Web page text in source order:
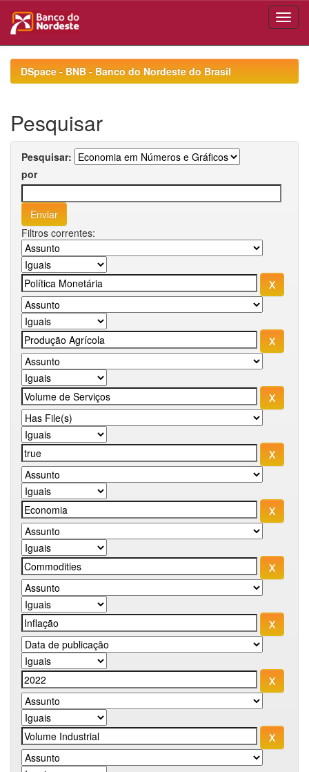
navigationDSpace - BNB - Banco do Nordeste do Brasil
Pesquisar
Pesquisar:
por
Filtros correntes: